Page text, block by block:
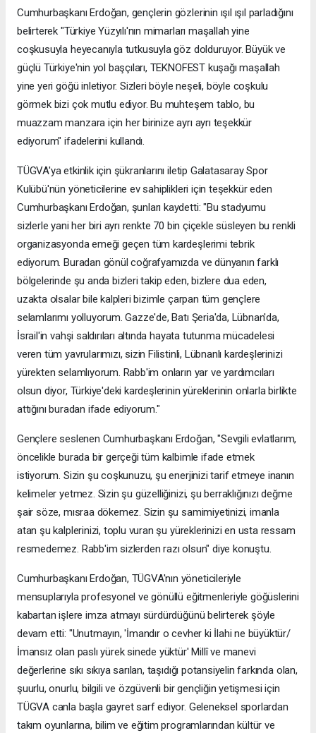
Cumhurbaşkanı Erdoğan, gençlerin gözlerinin ışıl ışıl parladığını
belirterek "Türkiye Yüzyılı'nın mimarları maşallah yine
coşkusuyla heyecanıyla tutkusuyla göz dolduruyor. Büyük ve
güçlü Türkiye'nin yol başçıları, TEKNOFEST kuşağı maşallah
yine yeri göğü inletiyor. Sizleri böyle neşeli, böyle coşkulu
görmek bizi çok mutlu ediyor. Bu muhteşem tablo, bu
muazzam manzara için her birinize ayrı ayrı teşekkür
ediyorum" ifadelerini kullandı.
TÜGVA'ya etkinlik için şükranlarını iletip Galatasaray Spor
Kulübü'nün yöneticilerine ev sahiplikleri için teşekkür eden
Cumhurbaşkanı Erdoğan, şunları kaydetti: "Bu stadyumu
sizlerle yani her biri ayrı renkte 70 bin çiçekle süsleyen bu renkli
organizasyonda emeği geçen tüm kardeşlerimi tebrik
ediyorum. Buradan gönül coğrafyamızda ve dünyanın farklı
bölgelerinde şu anda bizleri takip eden, bizlere dua eden,
uzakta olsalar bile kalpleri bizimle çarpan tüm gençlere
selamlarımı yolluyorum. Gazze'de, Batı Şeria'da, Lübnan'da,
İsrail'in vahşi saldırıları altında hayata tutunma mücadelesi
veren tüm yavrularımızı, sizin Filistinli, Lübnanlı kardeşlerinizi
yürekten selamlıyorum. Rabb'im onların yar ve yardımcıları
olsun diyor, Türkiye'deki kardeşlerinin yüreklerinin onlarla birlikte
attığını buradan ifade ediyorum."
Gençlere seslenen Cumhurbaşkanı Erdoğan, "Sevgili evlatlarım,
öncelikle burada bir gerçeği tüm kalbimle ifade etmek
istiyorum. Sizin şu coşkunuzu, şu enerjinizi tarif etmeye inanın
kelimeler yetmez. Sizin şu güzelliğinizi, şu berraklığınızı değme
şair söze, mısraa dökemez. Sizin şu samimiyetinizi, imanla
atan şu kalplerinizi, toplu vuran şu yüreklerinizi en usta ressam
resmedemez. Rabb'im sizlerden razı olsun" diye konuştu.
Cumhurbaşkanı Erdoğan, TÜGVA'nın yöneticileriyle
mensuplarıyla profesyonel ve gönüllü eğitmenleriyle göğüslerini
kabartan işlere imza atmayı sürdürdüğünü belirterek şöyle
devam etti: "Unutmayın, 'İmandır o cevher ki İlahi ne büyüktür/
İmansız olan paslı yürek sinede yüktür' Millî ve manevi
değerlerine sıkı sıkıya sarılan, taşıdığı potansiyelin farkında olan,
şuurlu, onurlu, bilgili ve özgüvenli bir gençliğin yetişmesi için
TÜGVA canla başla gayret sarf ediyor. Geleneksel sporlardan
takım oyunlarına, bilim ve eğitim programlarından kültür ve